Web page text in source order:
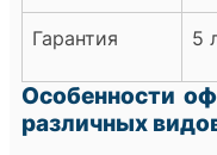
Гарантия 5
Особенности
различных